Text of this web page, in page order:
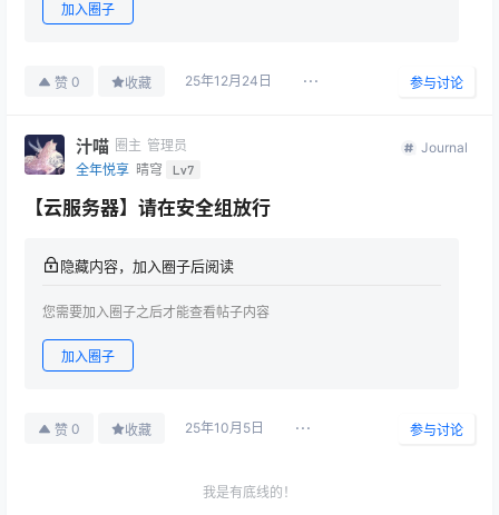
加入圈子
赞 0 收藏 25年12月24日 参与讨论
汁喵 圈主 管理员
全年悦享 晴穹 Lv7
Journal
【云服务器】请在安全组放行
隐藏内容，加入圈子后阅读
您需要加入圈子之后才能查看帖子内容
加入圈子
赞 0 收藏 25年10月5日 参与讨论
我是有底线的！